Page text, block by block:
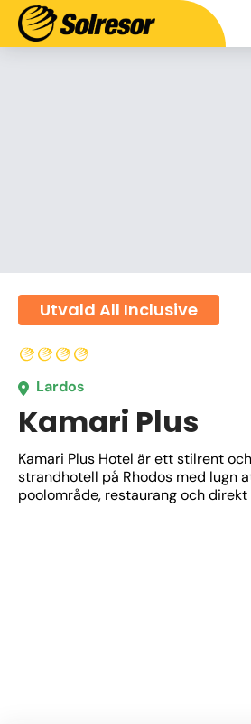
Utvald All Inclusive
Lardos
Kamari Plus
Kamari Plus Hotel är ett stilrent
strandhotell på Rhodos med lugn
poolområde, restaurang och